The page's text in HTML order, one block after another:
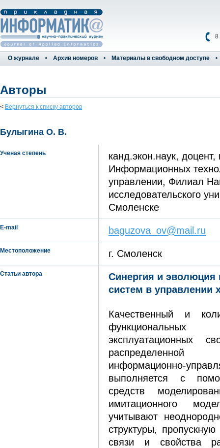
8
О журнале Архив номеров Материалы в свободном доступе
Авторы
< Вернуться к списку авторов
Булыгина О. В.
Ученая степень
канд.экон.наук,
Информационных
управлении, Филиал
исследовательского
Смоленске
E-mail baguzova_ov@mail.ru
Местоположение г. Смоленск
Статьи автора
Синергия и
систем в управлении
Качественный и
эксплуатационных
распределенной
информационно-
выполняется с
средств
имитационного
учитывают
структуры,
связи и свойства